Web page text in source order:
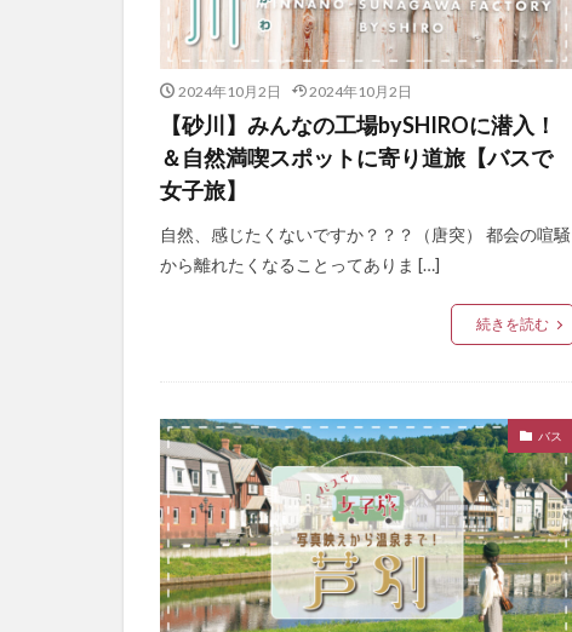
2024年10月2日 2024年10月2日
【砂川】みんなの工場bySHIROに潜入！
＆自然満喫スポットに寄り道旅【バスで
女子旅】
自然、感じたくないですか？？？（唐突） 都会の喧騒
から離れたくなることってありま […]
続きを読む
バス